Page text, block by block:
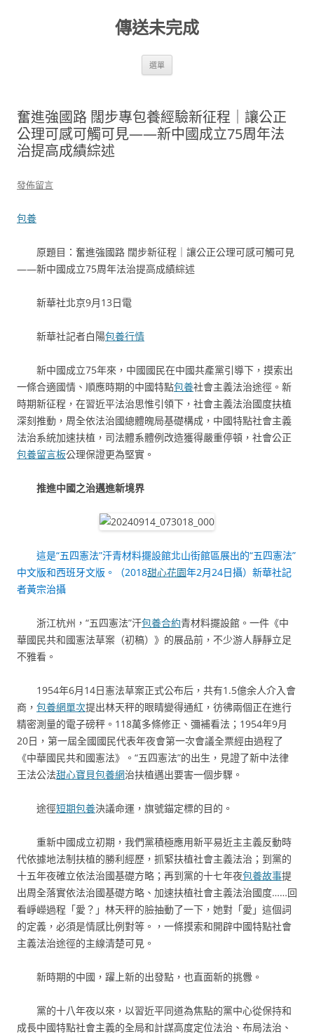
傳送未完成
選單
奮進強國路 闊步專包養經驗新征程｜讓公正
公理可感可觸可見——新中國成立75周年法
治提高成績綜述
發佈留言
包養
原題目：奮進強國路 闊步新征程｜讓公正公理可感可觸可見
——新中國成立75周年法治提高成績綜述
新華社北京9月13日電
新華社記者白陽包養行情
新中國成立75年來，中國國民在中國共產黨引導下，摸索出
一條合適國情、順應時期的中國特點包養社會主義法治途徑。新
時期新征程，在習近平法治思惟引領下，社會主義法治國度扶植
深刻推動，周全依法治國總體魄局基礎構成，中國特點社會主義
法治系統加速扶植，司法體系體例改造獲得嚴重停頓，社會公正
包養留言板公理保證更為堅實。
推進中國之治邁進新境界
這是“五四憲法”汗青材料擺設館北山街館區展出的“五四憲法”
中文版和西班牙文版。（2018甜心花園年2月24日攝）新華社記
者黃宗治攝
浙江杭州，“五四憲法”汗包養合約青材料擺設館。一件《中
華國民共和國憲法草案（初稿）》的展品前，不少游人靜靜立足
不雅看。
1954年6月14日憲法草案正式公布后，共有1.5億余人介入會
商， 包養網單次提出林天秤的眼睛變得通紅，彷彿兩個正在進行
精密測量的電子磅秤。118萬多條修正、彌補看法；1954年9月
20日，第一屆全國國民代表年夜會第一次會議全票經由過程了
《中華國民共和國憲法》。“五四憲法”的出生，見證了新中法律
王法公法甜心寶貝包養網治扶植邁出要害一個步驟。
途徑短期包養決議命運，旗號錨定標的目的。
重新中國成立初期，我們黨積極應用新平易近主主義反動時
代依據地法制扶植的勝利經歷，抓緊扶植社會主義法治；到黨的
十五年夜確立依法治國基礎方略；再到黨的十七年夜包養故事提
出周全落實依法治國基礎方略、加速扶植社會主義法治國度……回
看崢嶸過程「愛？」林天秤的臉抽動了一下，她對「愛」這個詞
的定義，必須是情感比例對等。，一條摸索和開辟中國特點社會
主義法治途徑的主線清楚可見。
新時期的中國，躍上新的出發點，也直面新的挑釁。
黨的十八年夜以來，以習近平同道為焦點的黨中心從保持和
成長中國特點社會主義的全局和計謀高度定位法治、布局法治、